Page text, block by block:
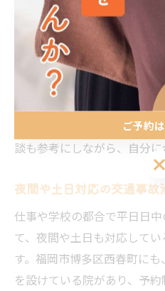
寧に行い、症状に合わせて
整骨院が望ましいでしょう。
また、保険会社とのやり取
くれるかどうかも重要な判
ッフが在籍しているか、交
うかも確認ポイントとなり
談も参考にしながら、自分に
夜間や土日対応の交通事故
仕事や学校の都合で平日日
て、夜間や土日も対応して
す。福岡市博多区西春町に
を設けている院があり、予
ご予約
ご予約